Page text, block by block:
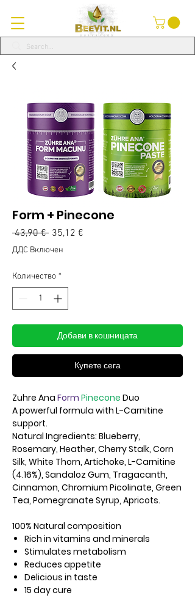
Form + Pinecone
43,90 € Редовна
цена
35,12 €
ДДС Включен
Количество *
Добави в кошницата
Купете сега
Zuhre Ana Form Pinecone Duo
A powerful formula with L-Carnitine
support.
Natural Ingredients: Blueberry,
Rosemary, Heather, Cherry Stalk, Corn
Silk, White Thorn, Artichoke, L-Carnitine
(4.16%), Sandaloz Gum, Tragacanth,
Cinnamon, Chromium Picolinate, Green
Tea, Pomegranate Syrup, Apricots.
100% Natural composition
Rich in vitamins and minerals
Stimulates metabolism
Reduces appetite
Delicious in taste
15 day cure